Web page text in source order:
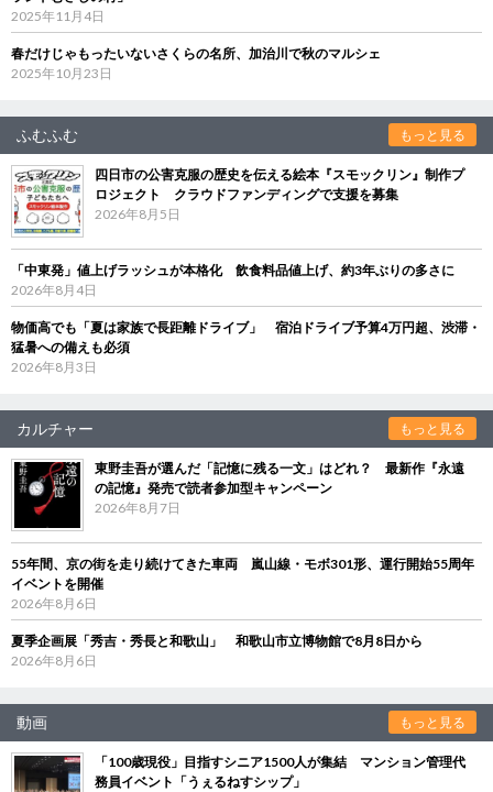
2025年11月4日
春だけじゃもったいないさくらの名所、加治川で秋のマルシェ
2025年10月23日
ふむふむ もっと見る
四日市の公害克服の歴史を伝える絵本『スモックリン』制作プ
ロジェクト クラウドファンディングで支援を募集
2026年8月5日
「中東発」値上げラッシュが本格化 飲食料品値上げ、約3年ぶりの多さに
2026年8月4日
物価高でも「夏は家族で長距離ドライブ」 宿泊ドライブ予算4万円超、渋滞・
猛暑への備えも必須
2026年8月3日
カルチャー もっと見る
東野圭吾が選んだ「記憶に残る一文」はどれ？ 最新作『永遠
の記憶』発売で読者参加型キャンペーン
2026年8月7日
55年間、京の街を走り続けてきた車両 嵐山線・モボ301形、運行開始55周年
イベントを開催
2026年8月6日
夏季企画展「秀吉・秀長と和歌山」 和歌山市立博物館で8月8日から
2026年8月6日
動画 もっと見る
「100歳現役」目指すシニア1500人が集結 マンション管理代
務員イベント「うぇるねすシップ」